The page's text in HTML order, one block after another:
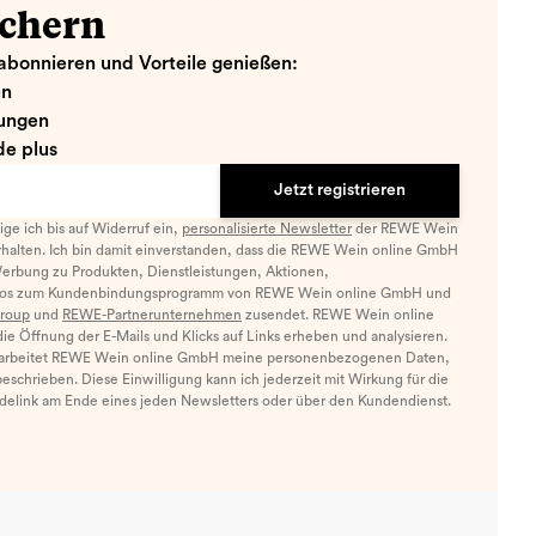
und Vorteile genießen:
plus
Jetzt registrieren
ich bis auf Widerruf ein, personalisierte Newsletterder REWE Wein
Ich bin damit einverstanden, dass die REWE Wein online GmbH
zu Produkten, Dienstleistungen, Aktionen,
zum Kundenbindungsprogramm von REWE Wein online GmbH und
und REWE-Partnerunternehmen zusendet. REWE Wein online
Öffnung der E-Mails und Klicks auf Links erheben und analysieren.
REWE Wein online GmbH meine personenbezogenen Daten,
Diese Einwilligung kann ich jederzeit mit Wirkung für die
am Ende eines jeden Newsletters oder über den Kundendienst.